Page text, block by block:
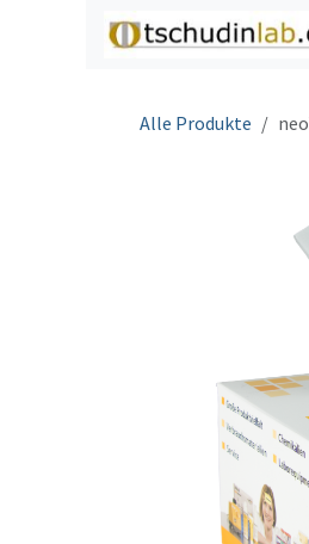
Zum Inhalt springen
Alle Produkte